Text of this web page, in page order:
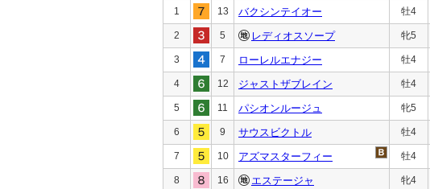
1 13 バクシンテイオー 牡4
2 5 レディオスソープ 牝5
3 7 ローレルエナジー 牡4
4 12 ジャストザブレイン 牡4
5 11 パシオンルージュ 牝5
6 9 サウスビクトル 牡4
7 10 アズマスターフィー 牡4
8 16 エステージャ 牝4